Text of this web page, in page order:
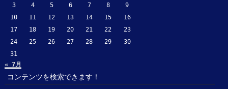
3
4 5 6 7 8
9
10
11 12 13 14 15
16
17
18 19 20 21 22
23
24
25 26 27 28 29
30
31
« 7月
コンテンツを検索できます！